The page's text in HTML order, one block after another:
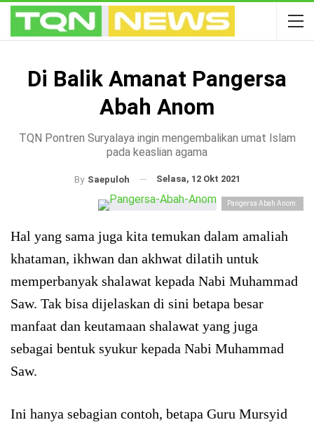
Di Balik Amanat Pangersa
Abah Anom
TQN Pontren Suryalaya ingin mengembalikan umat Islam
pada keaslian agama
By Saepuloh Selasa, 12 Okt 2021
Pangersa Abah Anom.
Hal yang sama juga kita temukan dalam amaliah
khataman, ikhwan dan akhwat dilatih untuk
memperbanyak shalawat kepada Nabi Muhammad
Saw. Tak bisa dijelaskan di sini betapa besar
manfaat dan keutamaan shalawat yang juga
sebagai bentuk syukur kepada Nabi Muhammad
Saw.
Ini hanya sebagian contoh, betapa Guru Mursyid